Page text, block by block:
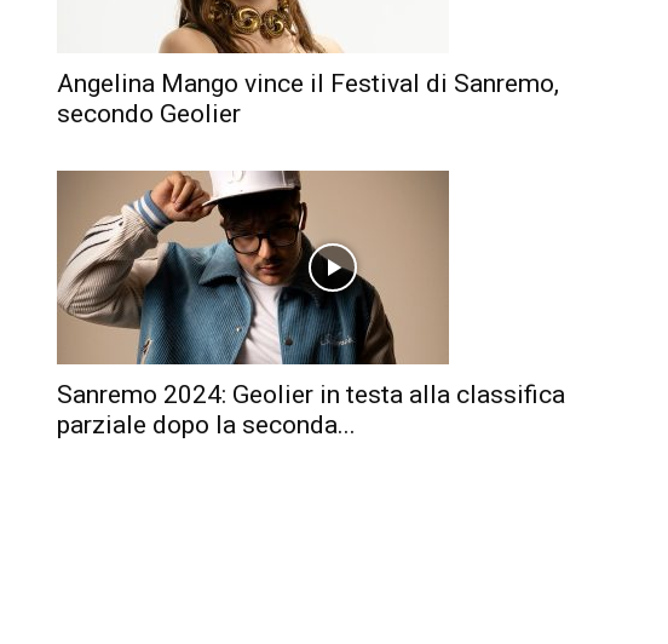
Angelina Mango vince il Festival di Sanremo,
secondo Geolier
Sanremo 2024: Geolier in testa alla classifica
parziale dopo la seconda...